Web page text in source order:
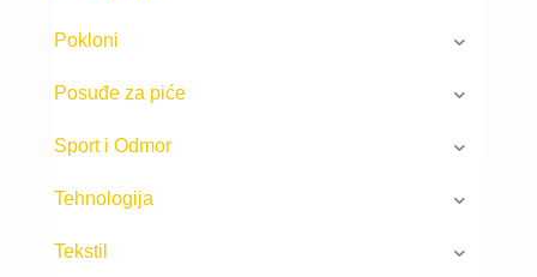
Pokloni
Posuđe za piće
Sport i Odmor
Tehnologija
Tekstil